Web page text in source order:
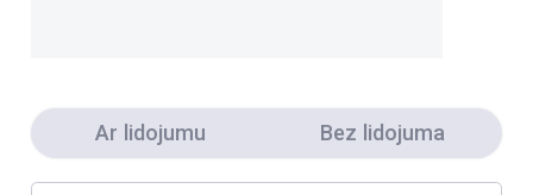
Ar lidojumu Bez lidojuma